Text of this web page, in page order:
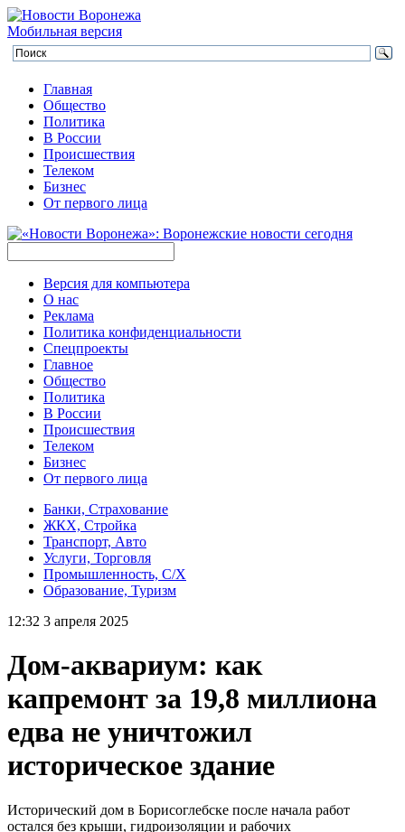
Мобильная версия
Главная
Общество
Политика
В России
Происшествия
Телеком
Бизнес
От первого лица
Версия для компьютера
О нас
Реклама
Политика конфиденциальности
Спецпроекты
Главное
Общество
Политика
В России
Происшествия
Телеком
Бизнес
От первого лица
Банки, Страхование
ЖКХ, Стройка
Транспорт, Авто
Услуги, Торговля
Промышленность, С/Х
Образование, Туризм
12:32 3 апреля 2025
Дом-аквариум: как
капремонт за 19,8 миллиона
едва не уничтожил
историческое здание
Исторический дом в Борисоглебске после начала работ
остался без крыши, гидроизоляции и рабочих